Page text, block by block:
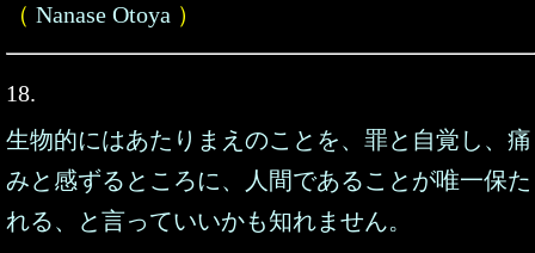
（ Nanase Otoya ）
18.
生物的にはあたりまえのことを、罪と自覚し、痛
みと感ずるところに、人間であることが唯一保た
れる、と言っていいかも知れません。